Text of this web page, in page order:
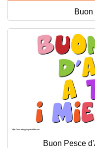
Buon Pesce